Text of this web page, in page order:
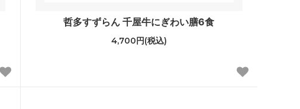
哲多すずらん 千屋牛にぎわい膳6食
4,700円(税込)